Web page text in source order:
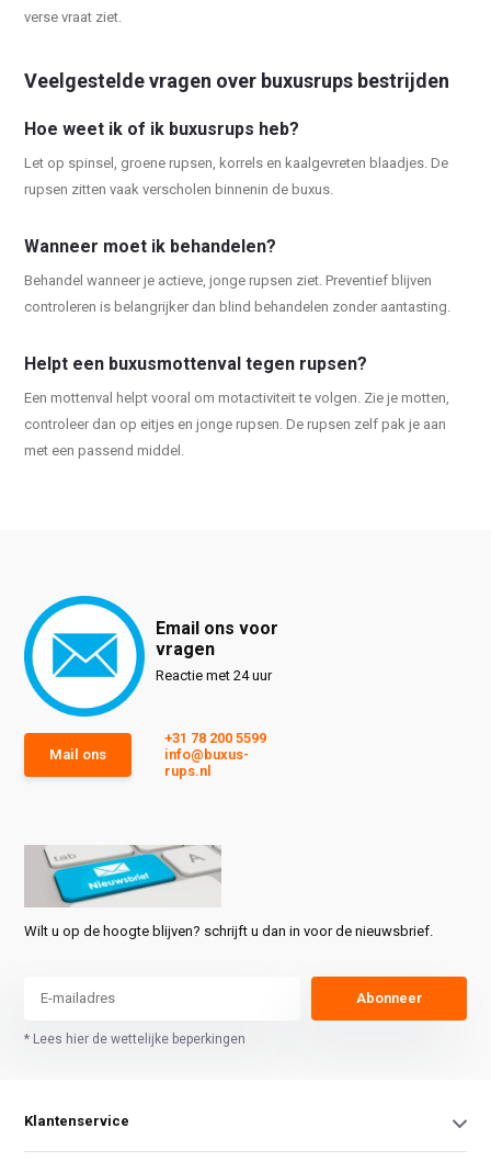
verse vraat ziet.
Veelgestelde vragen over buxusrups bestrijden
Hoe weet ik of ik buxusrups heb?
Let op spinsel, groene rupsen, korrels en kaalgevreten blaadjes. De
rupsen zitten vaak verscholen binnenin de buxus.
Wanneer moet ik behandelen?
Behandel wanneer je actieve, jonge rupsen ziet. Preventief blijven
controleren is belangrijker dan blind behandelen zonder aantasting.
Helpt een buxusmottenval tegen rupsen?
Een mottenval helpt vooral om motactiviteit te volgen. Zie je motten,
controleer dan op eitjes en jonge rupsen. De rupsen zelf pak je aan
met een passend middel.
Email ons voor
vragen
Reactie met 24 uur
Mail ons
+31 78 200 5599
info@buxus-
rups.nl
Wilt u op de hoogte blijven? schrijft u dan in voor de nieuwsbrief.
Abonneer
* Lees hier de wettelijke beperkingen
Klantenservice